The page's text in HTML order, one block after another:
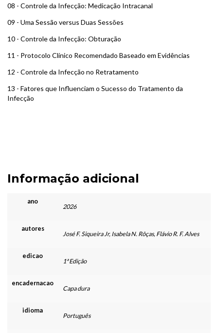
08 - Controle da Infecção: Medicação Intracanal
09 - Uma Sessão versus Duas Sessões
10 - Controle da Infecção: Obturação
11 - Protocolo Clínico Recomendado Baseado em Evidências
12 - Controle da Infecção no Retratamento
13 - Fatores que Influenciam o Sucesso do Tratamento da
Infecção
Informação adicional
ano
2026
autores
José F. Siqueira Jr, Isabela N. Rôças, Flávio R. F. Alves
edicao
1ª Edição
encadernacao
Capa dura
idioma
Português